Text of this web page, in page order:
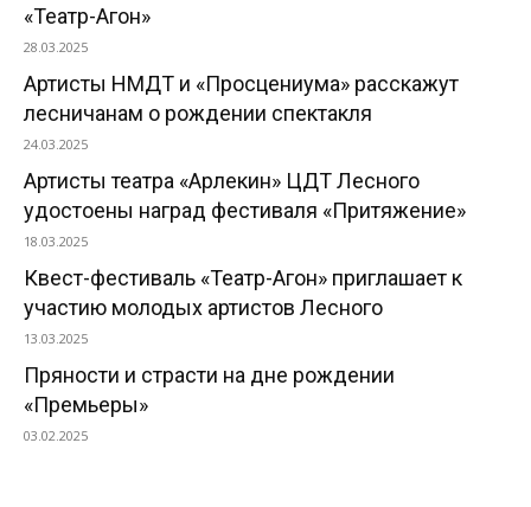
«Театр-Агон»
28.03.2025
Артисты НМДТ и «Просцениума» расскажут
лесничанам о рождении спектакля
24.03.2025
Артисты театра «Арлекин» ЦДТ Лесного
удостоены наград фестиваля «Притяжение»
18.03.2025
Квест-фестиваль «Театр-Агон» приглашает к
участию молодых артистов Лесного
13.03.2025
Пряности и страсти на дне рождении
«Премьеры»
03.02.2025